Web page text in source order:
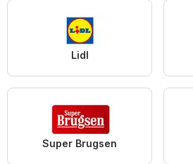
Lidl
Super Brugsen